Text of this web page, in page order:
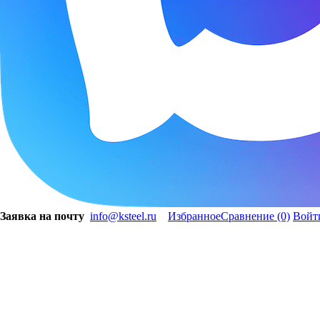
Заявка на почту info@ksteel.ru ИзбранноеСравнение (0)